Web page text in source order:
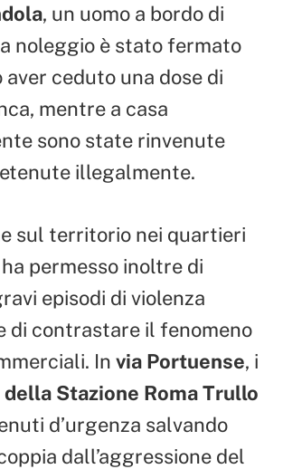
, un uomo a bordo di
a noleggio è stato fermato
aver ceduto una dose di
mentre a casa
sono state rinvenute
illegalmente.
sul territorio nei quartieri
permesso inoltre di
episodi di violenza
di contrastare il fenomeno
In via Portuense, i
Stazione Roma Trullo
d’urgenza salvando
dall’aggressione del